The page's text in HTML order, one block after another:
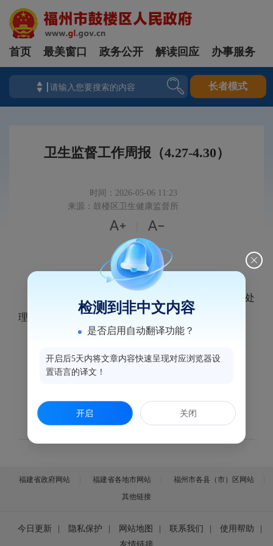
首页 最美窗口 政务公开 解读回应 办事服务
长者模式
卫生监督工作周报（4.27-4.30）
时间：2026-05-06 11:23
来源：鼓楼区卫生健康监督所
 
1.对12345、12320等投诉平台投诉件进行核实处
理。
2.开展卫生监督日常监督检查。
（二）监测科
1.开展食源性疾病病例审核。
福建省政府网站 福建省各地市网站
福州市各县（市）区网站
其他链接
今日更新 隐私保护 网站地图 联系我们 使用帮助
检测到非中文内容
是否启用自动翻译功能？
开启后5天内将文章内容快速呈现对应浏览器设
置语言的译文！
开启 关闭